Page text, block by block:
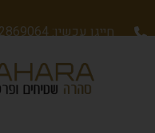
חייגו עכשיו: 053-2869064